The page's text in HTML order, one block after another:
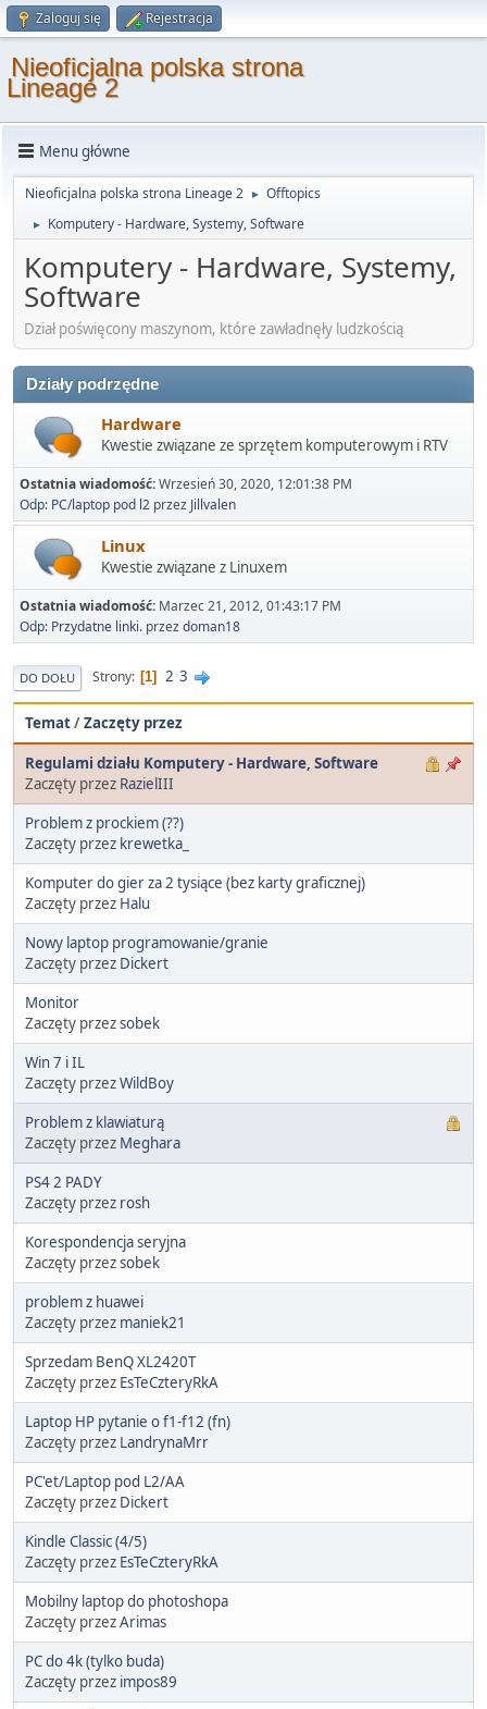
Zaloguj się Rejestracja
Nieoficjalna polska strona
Lineage 2
Menu główne
Nieoficjalna polska strona Lineage 2 ► Offtopics
► Komputery - Hardware, Systemy, Software
Komputery - Hardware, Systemy,
Software
Dział poświęcony maszynom, które zawładnęły ludzkością
Działy podrzędne
Hardware
Kwestie związane ze sprzętem komputerowym i RTV
Ostatnia wiadomość:Wrzesień 30, 2020, 12:01:38 PM
Odp: PC/laptop pod l2 przez Jillvalen
Linux
Kwestie związane z Linuxem
Ostatnia wiadomość: Marzec 21, 2012, 01:43:17 PM
Odp: Przydatne linki. przezdoman18
DO DOŁU Strony 1 2 3
Temat/Zaczęty przez
Regulami działu Komputery - Hardware, Software
Zaczęty przez RazielIII
Problem z prockiem (??)
Zaczęty przez krewetka_
Komputer do gier za 2 tysiące (bez karty graficznej)
Zaczęty przez Halu
Nowy laptop programowanie/granie
Zaczęty przez Dickert
Monitor
Zaczęty przezsobek
Win 7 i IL
Zaczęty przezWildBoy
Problem z klawiaturą
Zaczęty przez Meghara
PS4 2 PADY
Zaczęty przez rosh
Korespondencja seryjna
Zaczęty przezsobek
problem z huawei
Zaczęty przez maniek21
Sprzedam BenQ XL2420T
Zaczęty przez EsTeCzteryRkA
Laptop HP pytanie o f1-f12 (fn)
Zaczęty przez LandrynaMrr
PC'et/Laptop pod L2/AA
Zaczęty przez Dickert
Kindle Classic (4/5)
Zaczęty przez EsTeCzteryRkA
Mobilny laptop do photoshopa
Zaczęty przezArimas
PC do 4k (tylko buda)
Zaczęty przez impos89